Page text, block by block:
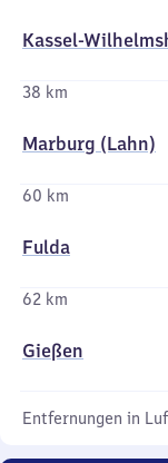
Kassel-
38 km
Marburg (Lahn)
60 km
Fulda
62 km
Gießen
Entfernungen in